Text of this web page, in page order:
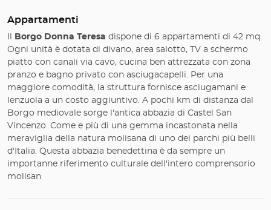
Appartamenti
Borgo Donna Teresa dispone di 6 appartamenti di 42 mq.
Ogni unità è dotata di divano, area salotto, TV a schermo
piatto con canali via cavo, cucina ben attrezzata con zona
pranzo e bagno privato con asciugacapelli. Per una
maggiore comodità, la struttura fornisce asciugamani e
lenzuola a un costo aggiuntivo. A pochi km di distanza dal
Borgo mediovale sorge l'antica abbazia di Castel San
Vincenzo. Come e più di una gemma incastonata nella
meraviglia della natura molisana di uno dei parchi più belli
d'Italia. Questa abbazia benedettina è da sempre un
importanne riferimento culturale dell'intero comprensorio
molisan